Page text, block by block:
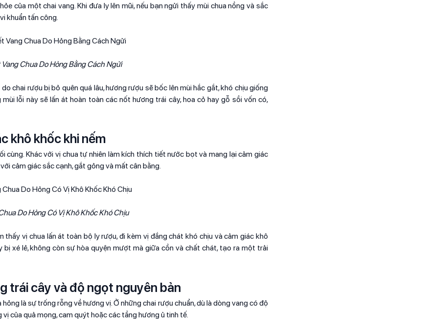
của một chai vang. Khi đưa ly lên mũi, nếu bạn ngửi thấy mùi chua nồng và sắc
khuẩn tấn công.
Chua Do Hỏng Bằng Cách Ngửi
chai rượu bị bỏ quên quá lâu, hương rượu sẽ bốc lên mùi hắc gắt, khó chịu giống
lỗi này sẽ lấn át hoàn toàn các nốt hương trái cây, hoa cỏ hay gỗ sồi vốn có,
khô khốc khi nếm
cùng. Khác với vị chua tự nhiên làm kích thích tiết nước bọt và mang lại cảm giác
cảm giác sắc cạnh, gắt gỏng và mất cân bằng.
Do Hỏng Có Vị Khô Khốc Khó Chịu
vị chua lấn át toàn bộ ly rượu, đi kèm vị đắng chát khó chịu và cảm giác khô
xé lẻ, không còn sự hòa quyện mượt mà giữa cồn và chất chát, tạo ra một trải
trái cây và độ ngọt nguyên bản
là sự trống rỗng về hương vị. Ở những chai rượu chuẩn, dù là dòng vang có độ
của quả mọng, cam quýt hoặc các tầng hương ủ tinh tế.